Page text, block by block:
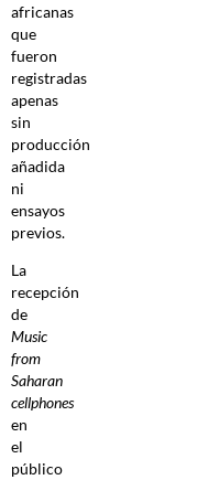
africanas
que
fueron
registradas
apenas
sin
producción
añadida
ni
ensayos
previos.
La
recepción
de
Music
from
Saharan
cellphones
en
el
público